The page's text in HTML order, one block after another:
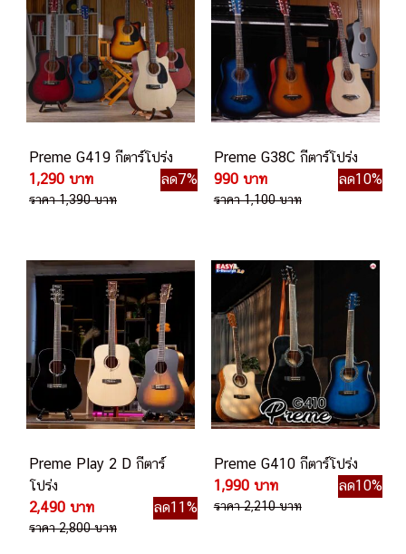
Preme G419 กีตาร์โปร่ง
1,290 บาท
ลด7%
ราคา 1,390 บาท
Preme G38C กีตาร์โปร่ง
990 บาท
ลด10%
ราคา 1,100 บาท
Preme Play 2 D กีตาร์
โปร่ง
2,490 บาท
ลด11%
ราคา 2,800 บาท
Preme G410 กีตาร์โปร่ง
1,990 บาท
ลด10%
ราคา 2,210 บาท